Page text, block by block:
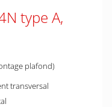
type A,
plafond)
transversal